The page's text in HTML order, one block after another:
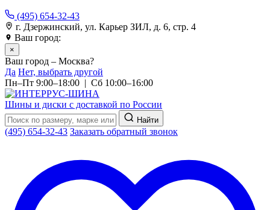
(495) 654-32-43
г. Дзержинский, ул. Карьер ЗИЛ, д. 6, стр. 4
Ваш город:
×
Ваш город – Москва?
Да Нет, выбрать другой
Пн–Пт 9:00–18:00 | Сб 10:00–16:00
Шины и диски с доставкой по России
Найти
(495) 654-32-43 Заказать обратный звонок